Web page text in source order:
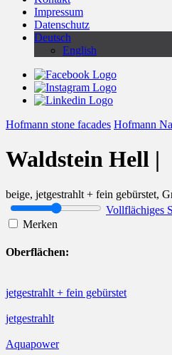
Impressum
Datenschutz
Deutsch
English
Hofmann stone facades Hofmann
Waldstein Hell |
beige, jetgestrahlt + fein gebürstet,
Vollflächiges
Merken
Oberflächen:
jetgestrahlt + fein gebürstet
jetgestrahlt
Aquapower